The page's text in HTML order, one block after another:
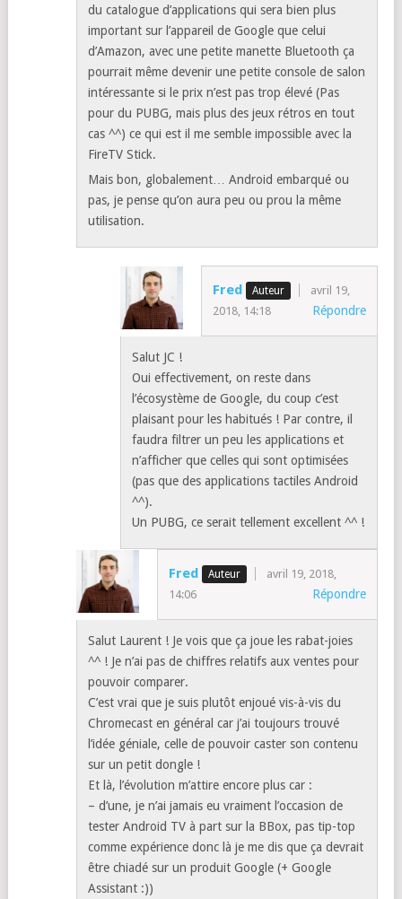
du catalogue d’applications qui sera bien plus
important sur l’appareil de Google que celui
d’Amazon, avec une petite manette Bluetooth ça
pourrait même devenir une petite console de salon
intéressante si le prix n’est pas trop élevé (Pas
pour du PUBG, mais plus des jeux rétros en tout
cas ^^) ce qui est il me semble impossible avec la
FireTV Stick.
Mais bon, globalement… Android embarqué ou
pas, je pense qu’on aura peu ou prou la même
utilisation.
Fred
avril 19,
2018, 14:18
Répondre
Salut JC !
Oui effectivement, on reste dans
l’écosystème de Google, du coup c’est
plaisant pour les habitués ! Par contre, il
faudra filtrer un peu les applications et
n’afficher que celles qui sont optimisées
(pas que des applications tactiles Android
^^).
Un PUBG, ce serait tellement excellent ^^ !
Fred
avril 19, 2018,
14:06
Répondre
Salut Laurent ! Je vois que ça joue les rabat-joies
^^ ! Je n’ai pas de chiffres relatifs aux ventes pour
pouvoir comparer.
C’est vrai que je suis plutôt enjoué vis-à-vis du
Chromecast en général car j’ai toujours trouvé
l’idée géniale, celle de pouvoir caster son contenu
sur un petit dongle !
Et là, l’évolution m’attire encore plus car :
– d’une, je n’ai jamais eu vraiment l’occasion de
tester Android TV à part sur la BBox, pas tip-top
comme expérience donc là je me dis que ça devrait
être chiadé sur un produit Google (+ Google
Assistant :))